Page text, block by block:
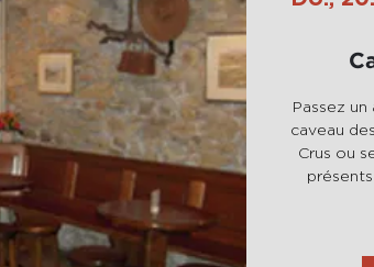
Passez
caveau
Crus ou
présents